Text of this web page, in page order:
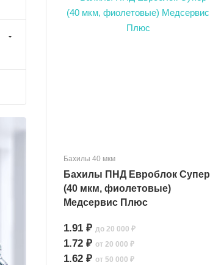
Бахилы 40 мкм
Бахилы ПНД Евроблок Супер
(40 мкм, фиолетовые)
Медсервис Плюс
1.91 ₽ до 20 000 ₽
1.72 ₽ от 20 000 ₽
1.62 ₽ от 50 000 ₽